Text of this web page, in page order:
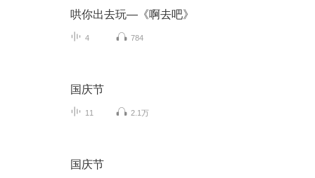
哄你出去玩—《啊去吧》
4 784
国庆节
11 2.1万
国庆节